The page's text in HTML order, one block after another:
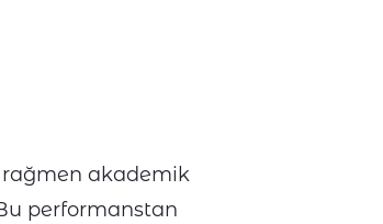
akademik
performanstan